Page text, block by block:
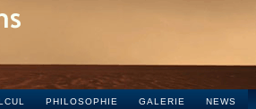
PHILOSOPHIE GALERIE NEWS